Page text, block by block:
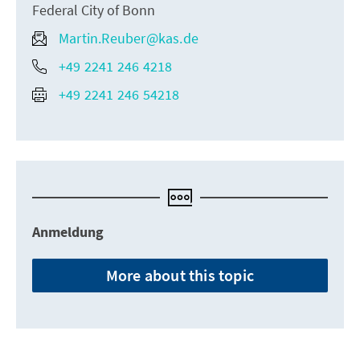
Federal City of Bonn
Martin.Reuber@kas.de
+49 2241 246 4218
+49 2241 246 54218
Anmeldung
More about this topic